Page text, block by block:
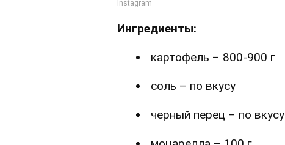
Ингредиенты:
картофель – 800-900 г
соль – по вкусу
черный перец – по вкусу